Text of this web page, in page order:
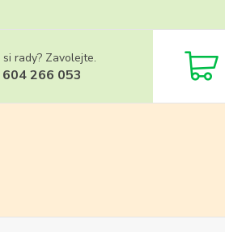
rady? Zavolejte.
266 053